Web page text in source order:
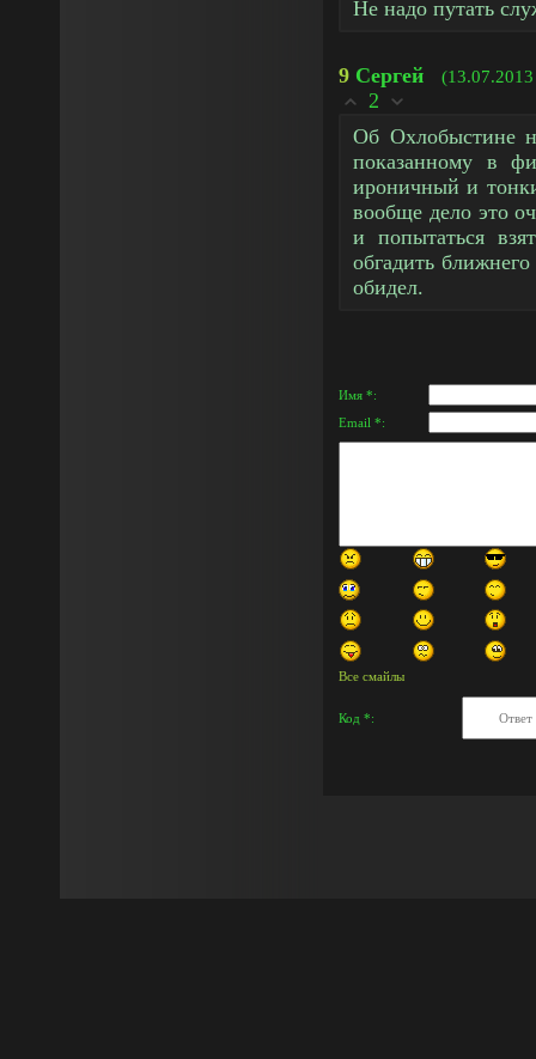
Не надо путать
9 Сергей
2
Об Охлобыстине
показанному в
ироничный и
вообще дело это
и попытаться
обгадить
обидел.
Имя *:
Email *:
Все смайлы
Код *: